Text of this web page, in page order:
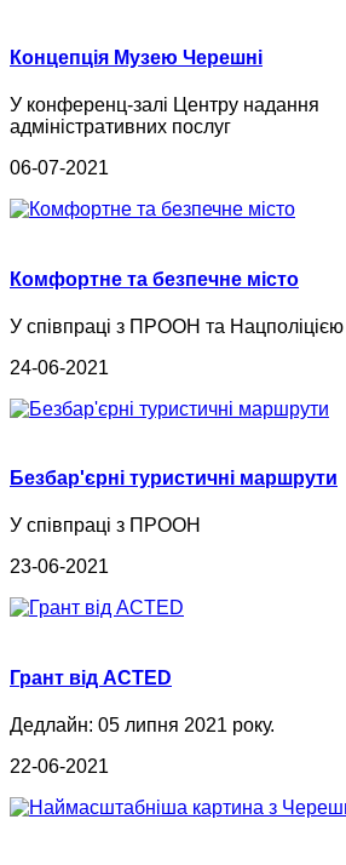
Концепція Музею Черешні
У конференц-залі Центру надання
адміністративних послуг
06-07-2021
Комфортне та безпечне місто
У співпраці з ПРООН та Нацполіцією
24-06-2021
Безбар'єрні туристичні маршрути
У співпраці з ПРООН
23-06-2021
Грант від ACTED
Дедлайн: 05 липня 2021 року.
22-06-2021